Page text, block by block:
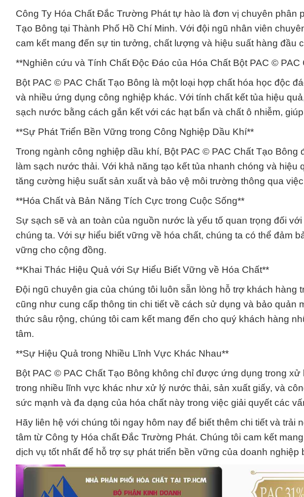
Công Ty Hóa Chất Đắc Trường Phát tự hào là đơn vị chuyên phân
Tạo Bông tại Thành Phố Hồ Chí Minh. Với đội ngũ nhân viên
cam kết mang đến sự tin tưởng, chất lượng và hiệu suất hàng đầu
**Nghiên cứu và Tính Chất Độc Đáo của Hóa Chất Bột PAC © PAC
Bột PAC © PAC Chất Tạo Bông là một loại hợp chất hóa học độc
và nhiều ứng dụng công nghiệp khác. Với tính chất kết tủa hiệu
sạch nước bằng cách gắn kết với các hạt bẩn và chất ô nhiễm,
**Sự Phát Triển Bền Vững trong Công Nghiệp Dầu Khí**
Trong ngành công nghiệp dầu khí, Bột PAC © PAC Chất Tạo
làm sạch nước thải. Với khả năng tạo kết tủa nhanh chóng và hiệu
tăng cường hiệu suất sản xuất và bảo vệ môi trường thông qua
**Hóa Chất và Bản Năng Tích Cực trong Cuộc Sống**
Sự sạch sẽ và an toàn của nguồn nước là yếu tố quan trọng đối
chúng ta. Với sự hiểu biết vững về hóa chất, chúng ta có thể đảm
vững cho cộng đồng.
**Khai Thác Hiệu Quả với Sự Hiểu Biết Vững về Hóa Chất**
Đội ngũ chuyên gia của chúng tôi luôn sẵn lòng hỗ trợ khách hàng
cũng như cung cấp thông tin chi tiết về cách sử dụng và bảo quản
thức sâu rộng, chúng tôi cam kết mang đến cho quý khách hàng
tâm.
**Sự Hiệu Quả trong Nhiều Lĩnh Vực Khác Nhau**
Bột PAC © PAC Chất Tạo Bông không chỉ được ứng dụng trong
trong nhiều lĩnh vực khác như xử lý nước thải, sản xuất giấy, và
sức mạnh và đa dạng của hóa chất này trong việc giải quyết các
Hãy liên hệ với chúng tôi ngay hôm nay để biết thêm chi tiết và trải
tâm từ Công ty Hóa chất Đắc Trường Phát. Chúng tôi cam kết
dịch vụ tốt nhất để hỗ trợ sự phát triển bền vững của doanh nghiệp